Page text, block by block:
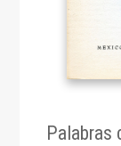
Palabras